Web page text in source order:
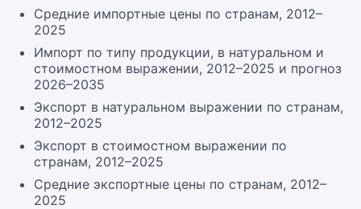
Средние импортные цены по странам, 2012–
2025
Импорт по типу продукции, в натуральном и
стоимостном выражении, 2012–2025 и прогноз
2026–2035
Экспорт в натуральном выражении по странам,
2012–2025
Экспорт в стоимостном выражении по
странам, 2012–2025
Средние экспортные цены по странам, 2012–
2025